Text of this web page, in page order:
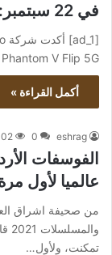
في 22 سبتمبر: إليك كل ما نعرفه
Phantom V Flip 5G في الهند. في الماضي، رصدنا الهاتف…
أكمل القراءة »
eshrag
0
الفوسفات
عالميا لأول
تمكنت، ولأول…